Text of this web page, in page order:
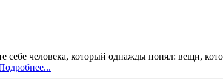
себе человека, который однажды понял: вещи,